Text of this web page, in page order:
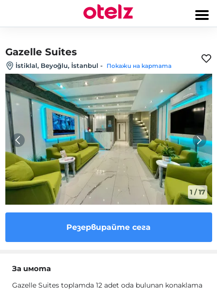
Gazelle Suites
İstiklal, Beyoğlu, İstanbul - Покажи на картата
1 /17
Резервирайте сега
За имота
Gazelle Suites toplamda 12 adet oda bulunan konaklama